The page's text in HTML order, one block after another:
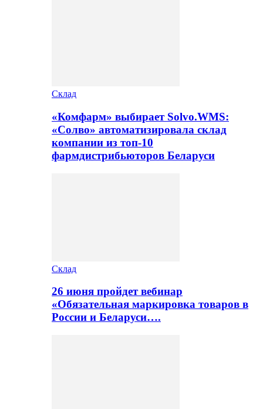
Склад
«Комфарм» выбирает Solvo.WMS:
«Солво» автоматизировала склад
компании из топ-10
фармдистрибьюторов Беларуси
Склад
26 июня пройдет вебинар
«Обязательная маркировка товаров в
России и Беларуси….